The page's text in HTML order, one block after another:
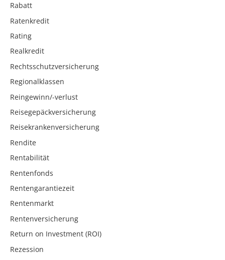
Rabatt
Ratenkredit
Rating
Realkredit
Rechtsschutzversicherung
Regionalklassen
Reingewinn/-verlust
Reisegepäckversicherung
Reisekrankenversicherung
Rendite
Rentabilität
Rentenfonds
Rentengarantiezeit
Rentenmarkt
Rentenversicherung
Return on Investment (ROI)
Rezession